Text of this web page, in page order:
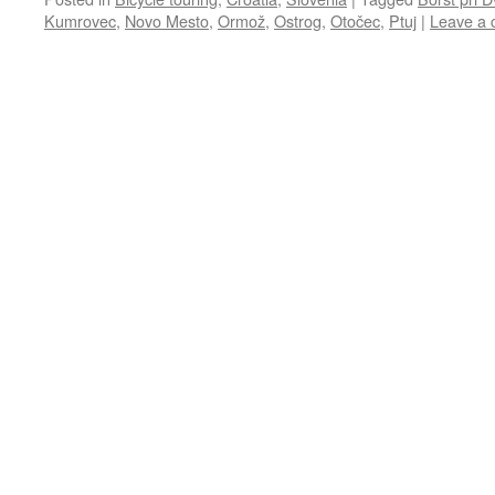
Kumrovec, Novo Mesto, Ormož, Ostrog, Otočec, Ptuj | Leave a